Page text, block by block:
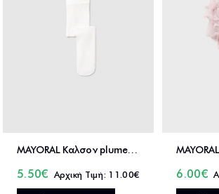
MAYORAL Καλσον plumeti - 26-10131
5.50€ 11.00€ 6.00€